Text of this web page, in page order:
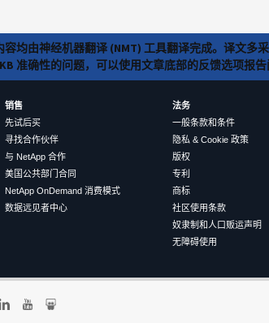
均由神经机器翻译 (NMT) 工具翻译完成。译文多
准确性的问题，可以使用文章底部的反馈选项报告
销售
先试后买
寻找合作伙伴
与 NetApp 合作
美国公共部门合同
NetApp OnDemand 消费模式
数据远见者中心
法务
一般条款和条件
隐私 & Cookie 政策
版权
专利
商标
社区使用条款
奴隶制和人口贩运声明
无障碍使用